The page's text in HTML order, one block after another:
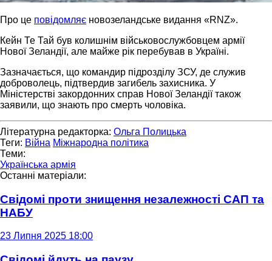
Про це повідомляє новозеландське видання «RNZ».
Кейн Те Тай був колишнім військовослужбовцем армії
Нової Зеландії, але майже рік перебував в Україні.
Зазначається, що командир підрозділу ЗСУ, де служив
доброволець, підтвердив загибель захисника. У
Міністерстві закордонних справ Нової Зеландії також
заявили, що знають про смерть чоловіка.
Літературна редакторка: Ольга Полицька
Теги: Війна Міжнародна політика
Теми:
Українська армія
Останні матеріали:
Свідомі проти знищення незалежності САП та
НАБУ
23 Липня 2025 18:00